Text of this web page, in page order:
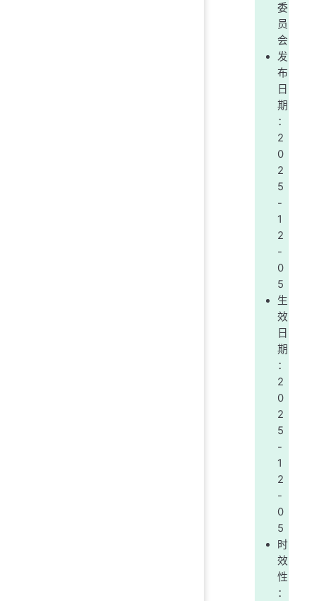
委
员
会
发
布
日
期
：
2
0
2
5
-
1
2
-
0
5
生
效
日
期
：
2
0
2
5
-
1
2
-
0
5
时
效
性
：